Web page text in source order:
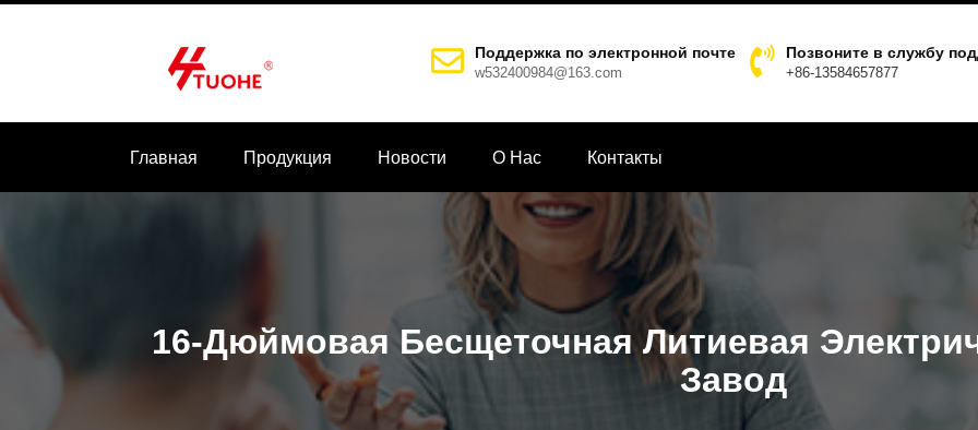
Поддержка по электронной почте
w532400984@163.com
Позвоните в службу
+86-13584657877
Главная Продукция Новости О Hас Контакты
16-Дюймовая Бесщеточная Литиевая
Завод